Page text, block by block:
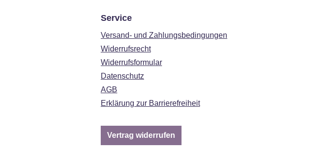
Service
Versand- und Zahlungsbedingungen
Widerrufsrecht
Widerrufsformular
Datenschutz
AGB
Erklärung zur Barrierefreiheit
Vertrag widerrufen